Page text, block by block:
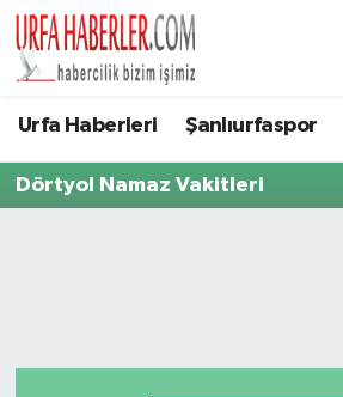
Urfa Haberleri Şanlıurfaspor
Dörtyol Namaz Vakitleri
Şanlıurfa Nöbetçi Eczaneler
Şanlıurfa Namaz Vakitleri